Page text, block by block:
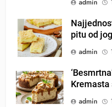
admin
pitu od
admin
admin